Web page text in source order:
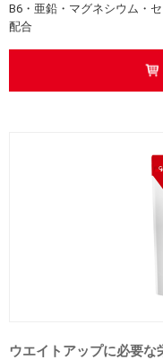
B6・亜鉛・マグネシウム・
配合
ウエイトアップに必要な